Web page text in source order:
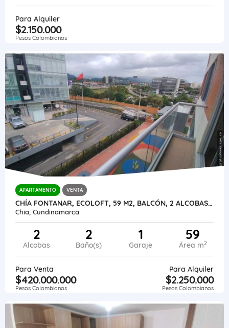
Para Alquiler
$2.150.000
Pesos Colombianos
APARTAMENTO VENTA
CHÍA FONTANAR, ECOLOFT, 59 M2, BALCÓN, 2 ALCOBAS, 2 BAÑOS, ENCORTINADO
Chia, Cundinamarca
2
Alcobas
2
Baño(s)
1
Garaje
59
Área m2
Para Venta
$420.000.000
Pesos Colombianos
Para Alquiler
$2.250.000
Pesos Colombianos